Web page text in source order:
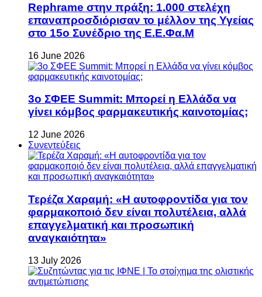
Rephrame στην πράξη: 1.000 στελέχη
επαναπροσδιόρισαν το μέλλον της Υγείας
στο 15ο Συνέδριο της Ε.Ε.Φα.Μ
16 June 2026
3ο ΣΦΕΕ Summit: Μπορεί η Ελλάδα να
γίνει κόμβος φαρμακευτικής καινοτομίας;
12 June 2026
Συνεντεύξεις
Τερέζα Χαραμή: «Η αυτοφροντίδα για τον
φαρμακοποιό δεν είναι πολυτέλεια, αλλά
επαγγελματική και προσωπική
αναγκαιότητα»
13 July 2026